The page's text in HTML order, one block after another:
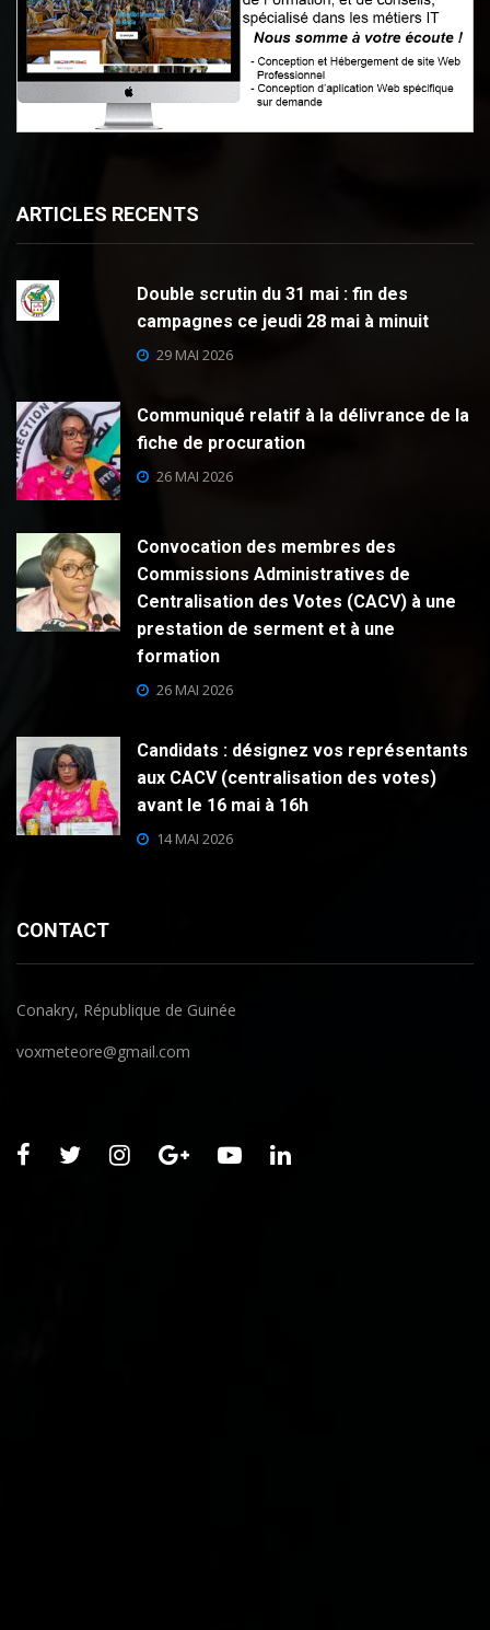
ARTICLES RECENTS
Double scrutin du 31 mai : fin des
campagnes ce jeudi 28 mai à minuit
29 MAI 2026
Communiqué relatif à la délivrance de la
fiche de procuration
26 MAI 2026
Convocation des membres des
Commissions Administratives de
Centralisation des Votes (CACV) à une
prestation de serment et à une
formation
26 MAI 2026
Candidats : désignez vos représentants
aux CACV (centralisation des votes)
avant le 16 mai à 16h
14 MAI 2026
CONTACT
Conakry, République de Guinée
voxmeteore@gmail.com